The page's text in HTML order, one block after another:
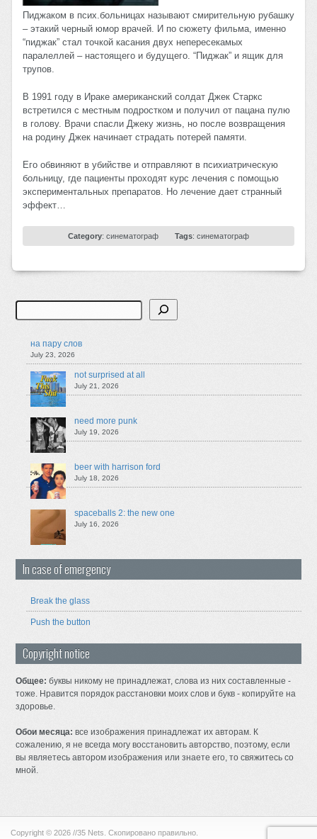
Пиджаком в псих.больницах называют смирительную рубашку
– этакий черный юмор врачей. И по сюжету фильма, именно
“пиджак” стал точкой касания двух непересекамых
паралеллей – настоящего и будущего. “Пиджак” и ящик для
трупов.
В 1991 году в Ираке американский солдат Джек Старкс
встретился с местным подростком и получил от пацана пулю
в голову. Врачи спасли Джеку жизнь, но после возвращения
на родину Джек начинает страдать потерей памяти.
Его обвиняют в убийстве и отправляют в психиатрическую
больницу, где пациенты проходят курс лечения с помощью
экспериментальных препаратов. Но лечение дает странный
эффект…
Category: синематограф Tags: синематограф
Search
на пару слов
July 23, 2026
not surprised at all
July 21, 2026
need more punk
July 19, 2026
beer with harrison ford
July 18, 2026
spaceballs 2: the new one
July 16, 2026
In case of emergency
Break the glass
Push the button
Copyright notice
Общее: буквы никому не принадлежат, слова из них составленные -
тоже. Нравится порядок расстановки моих слов и букв - копируйте на
здоровье.
Обои месяца: все изображения принадлежат их авторам. К
сожалению, я не всегда могу восстановить авторство, поэтому, если
вы являетесь автором изображения или знаете его, то свяжитесь со
мной.
Copyright © 2026 //35 Nets. Скопировано правильно.